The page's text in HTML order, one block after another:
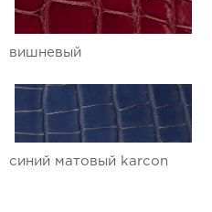
вишневый
синий матовый karcon